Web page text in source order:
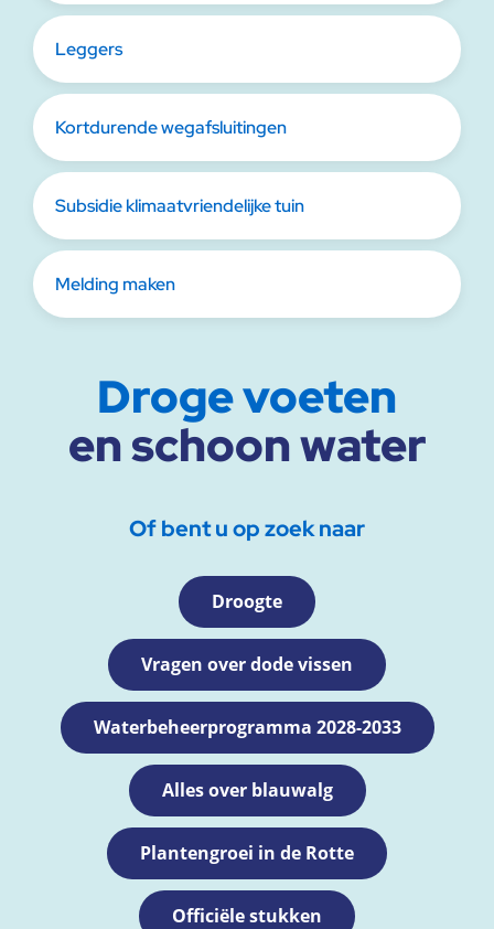
Leggers
Kortdurende wegafsluitingen
Subsidie klimaatvriendelijke tuin
Melding maken
Droge voeten
en schoon water
Of bent u op zoek naar
Droogte
Vragen over dode vissen
Waterbeheerprogramma 2028-2033
Alles over blauwalg
Plantengroei in de Rotte
Officiële stukken